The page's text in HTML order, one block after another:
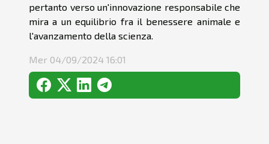
pertanto verso un'innovazione responsabile che
mira a un equilibrio fra il benessere animale e
l'avanzamento della scienza.
Mer 04/09/2024 16:01